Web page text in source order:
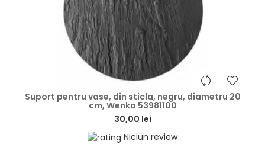
Suport pentru vase, din sticla, negru, diametru 20
cm, Wenko 53981100
30,00 lei
Niciun review